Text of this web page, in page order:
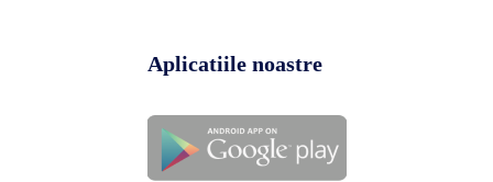
Aplicatiile noastre